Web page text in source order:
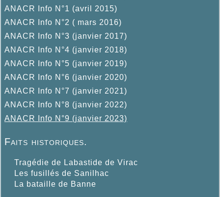
ANACR Info N°1 (avril 2015)
ANACR Info N°2 ( mars 2016)
ANACR Info N°3 (janvier 2017)
ANACR Info N°4 (janvier 2018)
ANACR Info N°5 (janvier 2019)
ANACR Info N°6 (janvier 2020)
ANACR Info N°7 (janvier 2021)
ANACR Info N°8 (janvier 2022)
ANACR Info N°9 (janvier 2023)
Faits historiques.
Tragédie de Labastide de Virac
Les fusillés de Sanilhac
La bataille de Banne